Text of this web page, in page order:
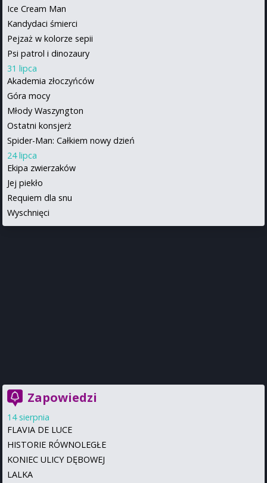
Ice Cream Man
Kandydaci śmierci
Pejzaż w kolorze sepii
Psi patrol i dinozaury
31 lipca
Akademia złoczyńców
Góra mocy
Młody Waszyngton
Ostatni konsjerż
Spider-Man: Całkiem nowy dzień
24 lipca
Ekipa zwierzaków
Jej piekło
Requiem dla snu
Wyschnięci
Zapowiedzi
14 sierpnia
FLAVIA DE LUCE
HISTORIE RÓWNOLEGŁE
KONIEC ULICY DĘBOWEJ
LALKA